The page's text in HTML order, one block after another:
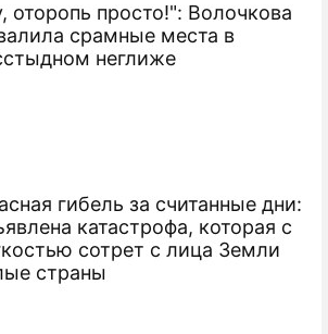
оторопь просто!": Волочкова
срамные места в
неглиже
гибель за считанные дни:
катастрофа, которая с
сотрет с лица Земли
страны
В Назрани
VIP-вертолета
разбился вертолет
разбился вертолет